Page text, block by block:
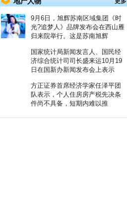
9月6日，旭辉苏南区域集团《时
光?追梦人》品牌发布会在西山雁
归来院举行。这是苏南旭辉
国家统计局新闻发言人、国民经
济综合统计司司长盛来运10月19
日在国新办新闻发布会上表示
方正证券首席经济学家任泽平团
队表示，个人住房房产税先决条
件尚不具备，短期内难以推